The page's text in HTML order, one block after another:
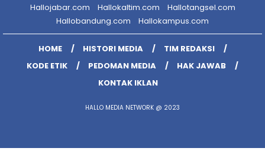
Hallojabar.com
Hallokaltim.com
Hallotangsel.com
Hallobandung.com
Hallokampus.com
HOME HISTORI MEDIA
TIM REDAKSI
KODE ETIK
PEDOMAN MEDIA
HAK JAWAB
KONTAK IKLAN
HALLO MEDIA NETWORK @ 2023